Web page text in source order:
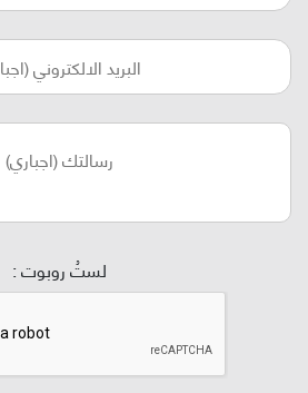
لستُ روبوت :